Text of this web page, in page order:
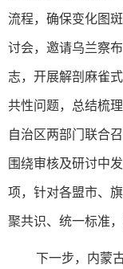
流程，确保变化图
讨会，邀请乌兰察
志，开展解剖麻雀
共性问题，总结梳
自治区两部门联合
围绕审核及研讨中
项，针对各盟市、
聚共识、统一标准
下一步，内蒙